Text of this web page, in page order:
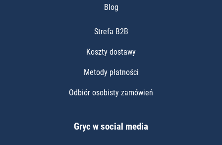
Blog
Strefa B2B
Koszty dostawy
Metody płatności
Odbiór osobisty zamówień
Gryc w social media